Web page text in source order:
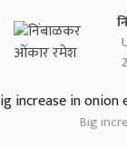
Big